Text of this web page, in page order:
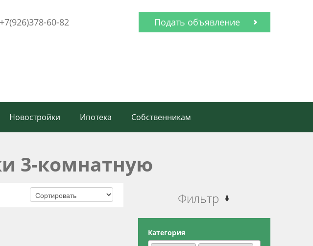
+7(926)378-60-82 Подать объявление
Новостройки Ипотека Собственникам
3-комнатную
Фильтр
Категория